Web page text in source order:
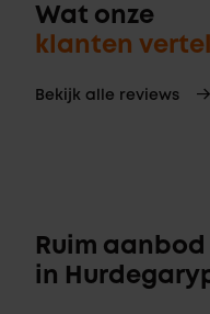
Wat onze
klanten
Bekijk alle reviews
Ruim
in